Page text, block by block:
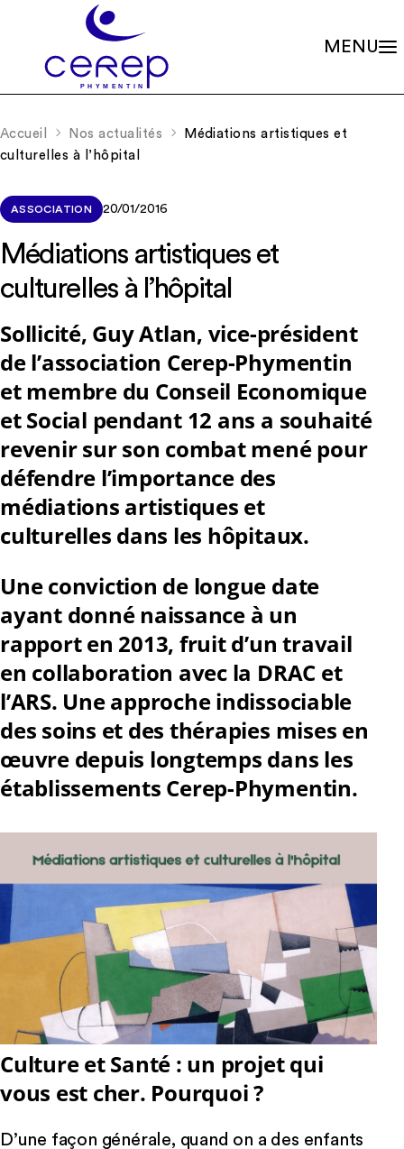
MENU
L'association
Gouvernance
Siège social
Démarche qualité
Partenariats
Rapports d’activité
Soutenir les projets
Nos valeurs et missions
Notre éthique
Les familles associées
Le soin psychique
Les soins en accueils de jour
Les soins en centres de consultations
La scolarité
La recherche
Offres d’emploi
Accueil Nos actualités
Médiations artistiques et
culturelles à l’hôpital
ASSOCIATION 20/01/2016
Médiations artistiques et
culturelles à l’hôpital
Sollicité, Guy Atlan, vice-président
de l’association Cerep-Phymentin
et membre du Conseil Economique
et Social pendant 12 ans a souhaité
revenir sur son combat mené pour
défendre l’importance des
médiations artistiques et
culturelles dans les hôpitaux.
Une conviction de longue date
ayant donné naissance à un
rapport en 2013, fruit d’un travail
en collaboration avec la DRAC et
l’ARS. Une approche indissociable
des soins et des thérapies mises en
œuvre depuis longtemps dans les
établissements Cerep-Phymentin.
Culture et Santé : un projet qui
vous est cher. Pourquoi ?
D’une façon générale, quand on a des enfants